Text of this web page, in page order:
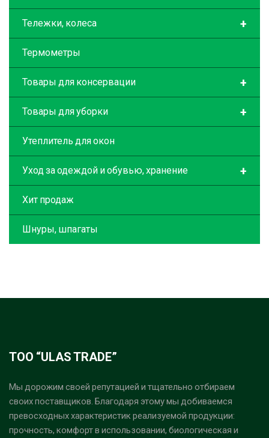
+
Тележки, колеса
Термометры
+
Товары для консервации
+
Товары для уборки
Утеплитель для окон
+
Уход за одеждой и обувью, хранение
Хит продаж
Шнуры, шпагаты
ТОО “ULAS TRADE”
Мы дорожим своей репутацией и тщательно отбираем
своих поставщиков. Благодаря этому мы добиваемся
превосходных характеристик реализуемой продукции:
прочность, комфорт в использовании, биологическая и